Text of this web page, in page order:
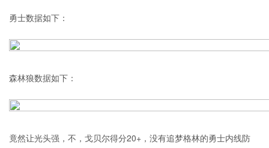
勇士数据如下：
森林狼数据如下：
竟然让光头强，不，戈贝尔得分20+，没有追梦格林的勇士内线防